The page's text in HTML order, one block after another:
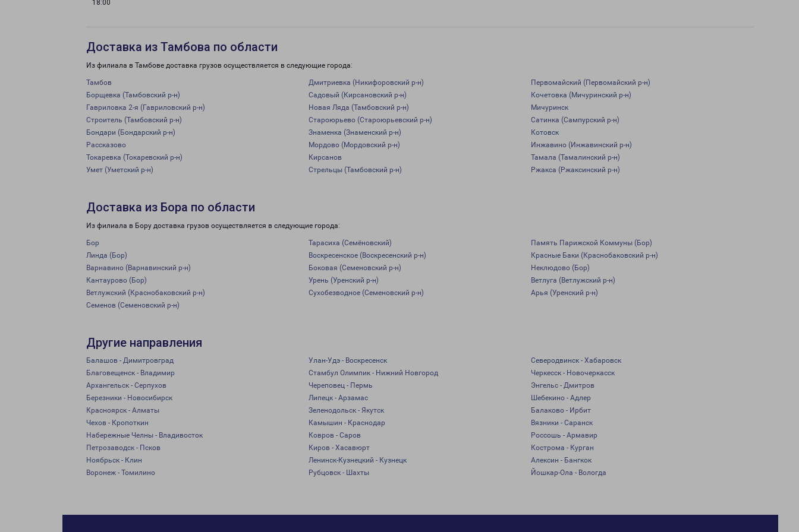
18:00
Доставка из Тамбова по области
Из филиала в Тамбове доставка грузов осуществляется в следующие города:
Тамбов Дмитриевка (Никифоровский р-н)
Первомайский (Первомайский р-н)
Борщевка (Тамбовский р-н)
Садовый (Кирсановский р-н)
Кочетовка (Мичуринский р-н)
Гавриловка 2-я (Гавриловский р-н)
Новая Ляда (Тамбовский р-н)
Мичуринск
Строитель (Тамбовский р-н)
Староюрьево (Староюрьевский р-н)
Сатинка (Сампурский р-н)
Бондари (Бондарский р-н)
Знаменка (Знаменский р-н)
Котовск
Рассказово
Мордово (Мордовский р-н)
Инжавино (Инжавинский р-н)
Токаревка (Токаревский р-н)
Кирсанов
Тамала (Тамалинский р-н)
Умет (Уметский р-н)
Стрельцы (Тамбовский р-н) Ржакса (Ржаксинский р-н)
Доставка из Бора по области
Из филиала в Бору доставка грузов осуществляется в следующие города:
Бор Тарасиха (Семёновский)
Память Парижской Коммуны (Бор)
Линда (Бор)
Воскресенское (Воскресенский р-н)
Красные Баки (Краснобаковский р-н)
Варнавино (Варнавинский р-н)
Боковая (Семеновский р-н)
Неклюдово (Бор)
Кантаурово (Бор)
Урень (Уренский р-н)
Ветлуга (Ветлужский р-н)
Ветлужский (Краснобаковский р-н)
Сухобезводное (Семеновский р-н)
Арья (Уренский р-н)
Семенов (Семеновский р-н)
Другие направления
Балашов - Димитровград Улан-Удэ - Воскресенск
Северодвинск - Хабаровск
Благовещенск - Владимир
Стамбул Олимпик - Нижний Новгород
Черкесск - Новочеркасск
Архангельск - Серпухов
Череповец - Пермь
Энгельс - Дмитров
Березники - Новосибирск
Липецк - Арзамас
Шебекино - Адлер
Красноярск - Алматы
Зеленодольск - Якутск
Балаково - Ирбит
Чехов - Кропоткин
Камышин - Краснодар
Вязники - Саранск
Набережные Челны - Владивосток
Ковров - Саров
Россошь - Армавир
Петрозаводск - Псков
Киров - Хасавюрт
Кострома - Курган
Ноябрьск - Клин
Ленинск-Кузнецкий - Кузнецк
Алексин - Бангкок
Воронеж - Томилино
Рубцовск - Шахты Йошкар-Ола - Вологда